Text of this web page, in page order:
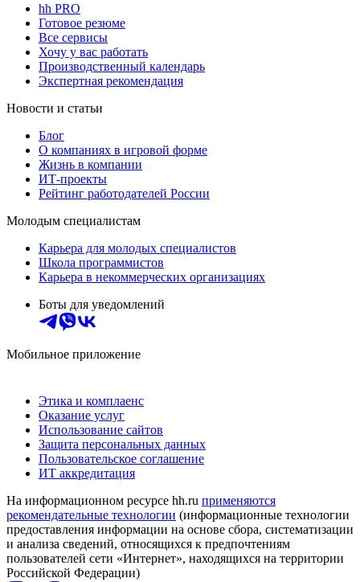
hh PRO
Готовое резюме
Все сервисы
Хочу у вас работать
Производственный календарь
Экспертная рекомендация
Новости и статьи
Блог
О компаниях в игровой форме
Жизнь в компании
ИТ-проекты
Рейтинг работодателей России
Молодым специалистам
Карьера для молодых специалистов
Школа программистов
Карьера в некоммерческих организациях
Боты для уведомлений
Мобильное приложение
Этика и комплаенс
Оказание услуг
Использование сайтов
Защита персональных данных
Пользовательское соглашение
ИТ аккредитация
На информационном ресурсе hh.ru применяются
рекомендательные технологии (информационные технологии
предоставления информации на основе сбора, систематизации
и анализа сведений, относящихся к предпочтениям
пользователей сети «Интернет», находящихся на территории
Российской Федерации)